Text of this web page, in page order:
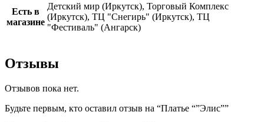
Есть в
магазине
Детский мир (Иркутск), Торговый Комплекс
(Иркутск), ТЦ "Снегирь" (Иркутск), ТЦ
"Фестиваль" (Ангарск)
Отзывы
Отзывов пока нет.
Будьте первым, кто оставил отзыв на “Платье “”Элис””